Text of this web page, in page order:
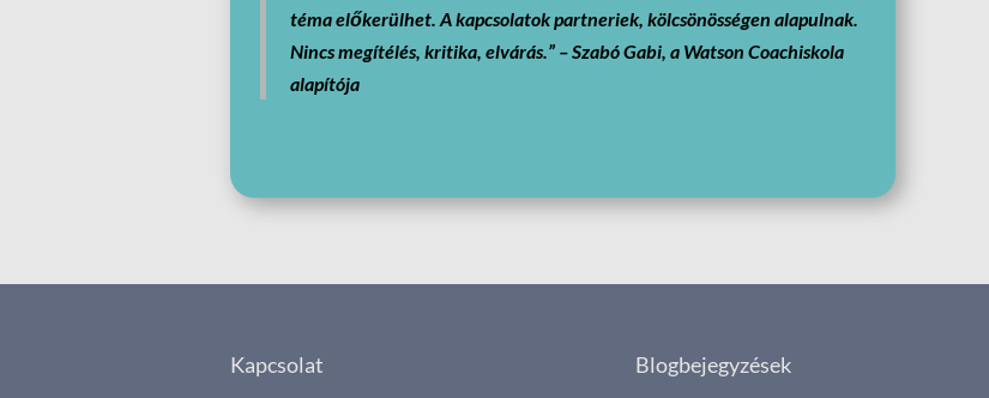
téma előkerülhet. A kapcsolatok partneriek, kölcsönösségen alapulnak.
Nincs megítélés, kritika, elvárás.” – Szabó Gabi, a Watson Coachiskola
alapítója
Kapcsolat Blogbejegyzések